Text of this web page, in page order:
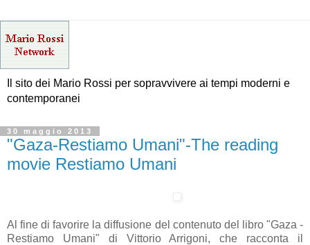
Il sito dei Mario Rossi per sopravvivere ai tempi moderni e
contemporanei
30 maggio 2013
"Gaza-Restiamo Umani"-The reading
movie Restiamo Umani
Al fine di favorire la diffusione del contenuto del libro "Gaza -
Restiamo Umani" di Vittorio Arrigoni, che racconta il